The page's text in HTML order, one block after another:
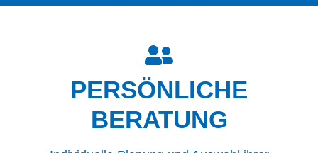
PERSÖNLICHE
BERATUNG